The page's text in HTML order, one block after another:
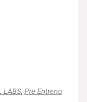
LABS, Pre Entreno